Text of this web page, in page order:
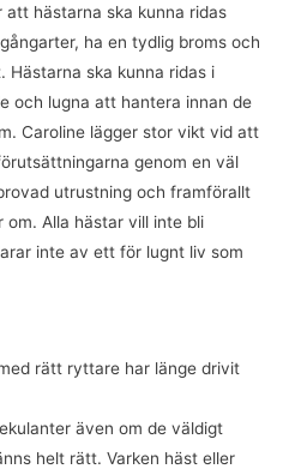
hästarna ska kunna ridas
ha en tydlig broms och
Hästarna ska kunna ridas i
och lugna att hantera innan de
Caroline lägger stor vikt vid att
genom en väl
utrustning och framförallt
Alla hästar vill inte bli
inte av ett för lugnt liv som
rätt ryttare har länge drivit
även om de väldigt
helt rätt. Varken häst eller